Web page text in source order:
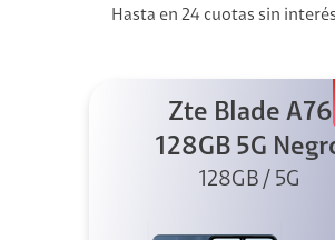
Hasta en 24 cuotas sin interés
Zte Blade A76
128GB 5G
128GB / 5G